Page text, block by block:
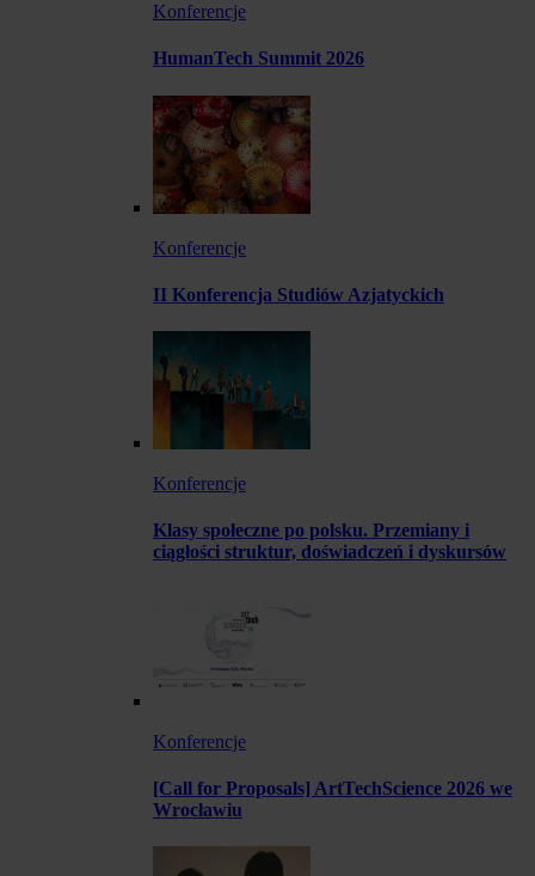
Konferencje
HumanTech Summit 2026
Konferencje
II Konferencja Studiów Azjatyckich
Konferencje
Klasy społeczne po polsku. Przemiany i
ciągłości struktur, doświadczeń i dyskursów
Konferencje
[Call for Proposals] ArtTechScience 2026 we
Wrocławiu